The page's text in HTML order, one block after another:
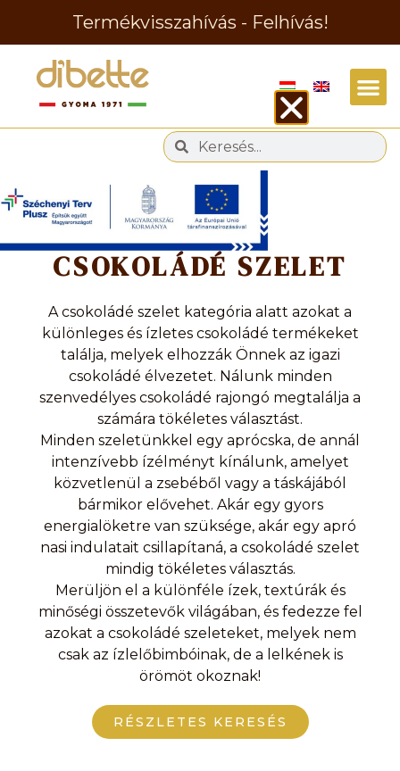
Termékvisszahívás - Felhívás!
Kategória
CSOKOLÁDÉ SZELET
A csokoládé szelet kategória alatt azokat a
különleges és ízletes csokoládé termékeket
találja, melyek elhozzák Önnek az igazi
csokoládé élvezetet. Nálunk minden
szenvedélyes csokoládé rajongó megtalálja a
számára tökéletes választást.
Minden szeletünkkel egy aprócska, de annál
intenzívebb ízélményt kínálunk, amelyet
közvetlenül a zsebéből vagy a táskájából
bármikor elővehet. Akár egy gyors
energialöketre van szüksége, akár egy apró
nasi indulatait csillapítaná, a csokoládé szelet
mindig tökéletes választás.
Merüljön el a különféle ízek, textúrák és
minőségi összetevők világában, és fedezze fel
azokat a csokoládé szeleteket, melyek nem
csak az ízlelőbimbóinak, de a lelkének is
örömöt okoznak!
RÉSZLETES KERESÉS